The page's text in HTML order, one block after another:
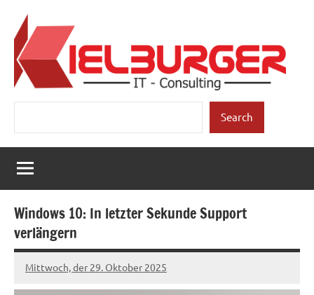
Inhalt
springen
Kielburger
IT-
Consulting
Search
Windows 10: In letzter Sekunde Support
verlängern
Mittwoch, der 29. Oktober 2025
Patrick